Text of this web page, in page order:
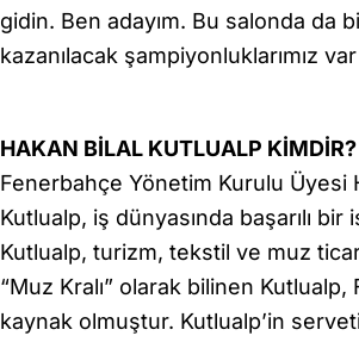
gidin. Ben adayım. Bu salonda da
kazanılacak şampiyonluklarımız
HAKAN BİLAL KUTLUALP KİMDİR?
Fenerbahçe Yönetim Kurulu Üyesi
Kutlualp, iş dünyasında başarılı
Kutlualp, turizm, tekstil ve muz
“Muz Kralı” olarak bilinen
kaynak olmuştur. Kutlualp’in